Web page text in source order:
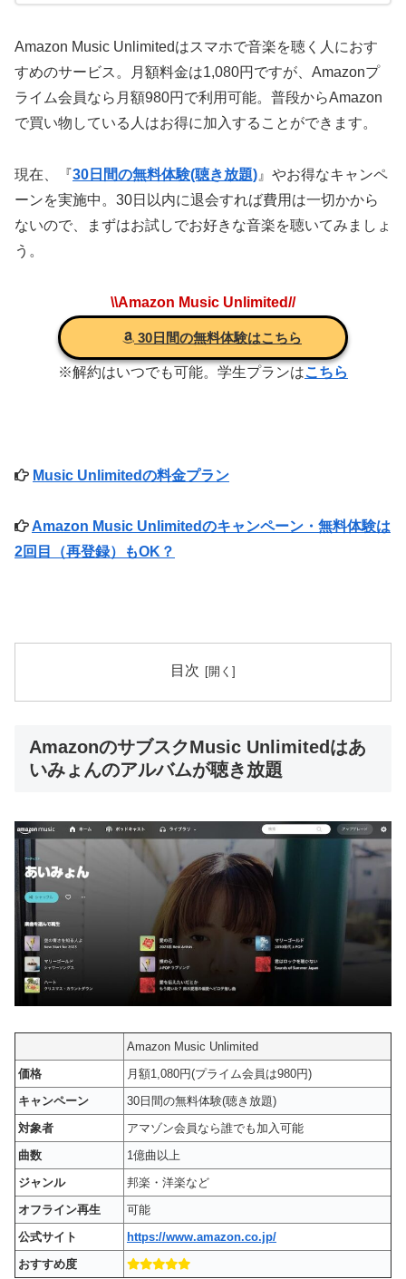
Amazon Music Unlimitedはスマホで音楽を聴く人におす
すめのサービス。月額料金は1,080円ですが、 Amazonプ
ライム会員なら月額980円 で利用可能。普段からAmazon
で買い物している人はお得に加入することができます。
現在、『30日間の無料体験(聴き放題) 』やお得なキャンペ
ーンを実施中。30日以内に退会すれば費用は一切かから
ないので、まずはお試しでお好きな音楽を聴いてみましょ
う。
\\Amazon Music Unlimited//
30日間の無料体験はこちら
※解約はいつでも可能。学生プランはこちら
Music Unlimitedの料金プラン
Amazon Music Unlimitedのキャンペーン・無料体験は
2回目（再登録）もOK？
目次
AmazonのサブスクMusic Unlimitedはあ
いみょんのアルバムが聴き放題
Amazon Music Unlimited
価格
月額1,080円(プライム会員は980円)
キャンペーン
30日間の無料体験(聴き放題)
対象者
アマゾン会員なら誰でも加入可能
曲数
1億曲以上
ジャンル
邦楽・洋楽など
オフライン再生
可能
公式サイト
https://www.amazon.co.jp/
おすすめ度